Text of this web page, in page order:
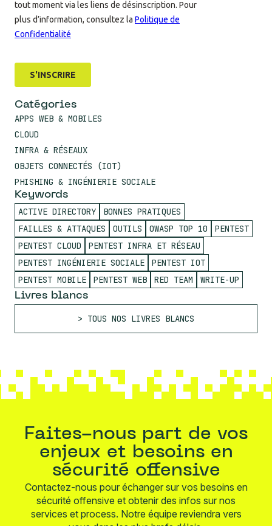
APPS WEB & MOBILES
PHISHING & INGÉNIERIE SOCIALE
Keywords
ACTIVE DIRECTORY
BONNES PRATIQUES
FAILLES & ATTAQUES
OUTILS OWASP TOP 10
PENTEST
PENTEST CLOUD
PENTEST INFRA ET RÉSEAU
PENTEST INGÉNIERIE SOCIALE
PENTEST IOT
PENTEST MOBILE
PENTEST WEB RED TEAM WRITE-UP
Livres blancs
Faites-nous part de vos
enjeux et besoins en
sécurité offensive
Contactez-nous pour échanger sur vos besoins en
sécurité offensive et obtenir des infos sur nos
services et process. Notre équipe reviendra vers
vous dans les plus brefs délais.